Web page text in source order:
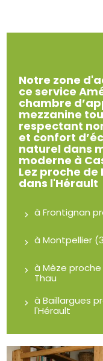
Notre zone
ce service
chambre
mezzanine
respectant
et confort
naturel dans
moderne à
Lez proche
dans l'Hérault
à Frontignan
à Montpellier
à Mèze proche
Thau
à Baillargues
l'Hérault